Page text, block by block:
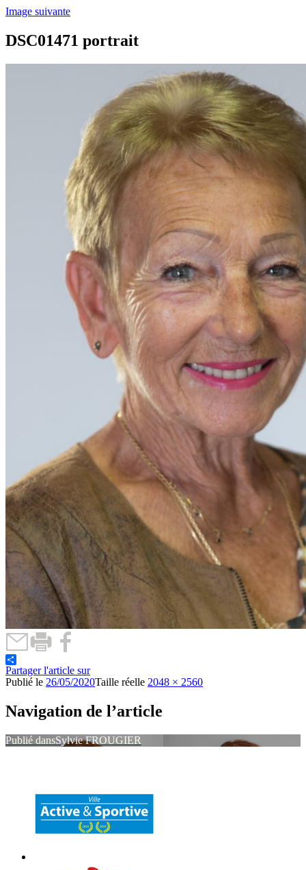
Image suivante
DSC01471 portrait
Partager l'article sur
Publié le 26/05/2020Taille réelle 2048 × 2560
Navigation de l’article
Publié dansSylvie FROUGIER